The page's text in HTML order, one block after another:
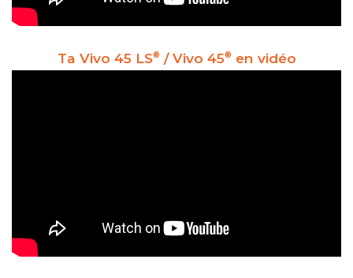
Ta Vivo 45 LS® / Vivo 45® en vidéo